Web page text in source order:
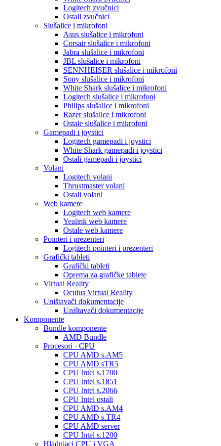
Logitech zvučnici
Ostali zvučnici
Slušalice i mikrofoni
Asus slušalice i mikrofoni
Corsair slušalice i mikrofoni
Jabra slušalice i mikrofoni
JBL slušalice i mikrofoni
SENNHEISER slušalice i mikrofoni
Sony slušalice i mikrofoni
White Shark slušalice i mikrofoni
Logitech slušalice i mikrofoni
Philips slušalice i mikrofoni
Razer slušalice i mikrofoni
Ostale slušalice i mikrofoni
Gamepadi i joystici
Logitech gamepadi i joystici
White Shark gamepadi i joystici
Ostali gamepadi i joystici
Volani
Logitech volani
Thrustmaster volani
Ostali volani
Web kamere
Logitech web kamere
Yealink web kamere
Ostale web kamere
Pointeri i prezenteri
Logitech pointeri i prezenteri
Grafički tableti
Grafički tableti
Oprema za grafičke tablete
Virtual Reality
Oculus Virtual Reality
Uništavači dokumentacije
Uništavači dokumentacije
Komponente
Bundle komponente
AMD Bundle
Procesori - CPU
CPU AMD s.AM5
CPU AMD sTR5
CPU Intel s.1700
CPU Intel s.1851
CPU Intel s.2066
CPU Intel ostali
CPU AMD s.AM4
CPU AMD s.TR4
CPU AMD server
CPU Intel s.1200
Hladnjaci CPU i VGA